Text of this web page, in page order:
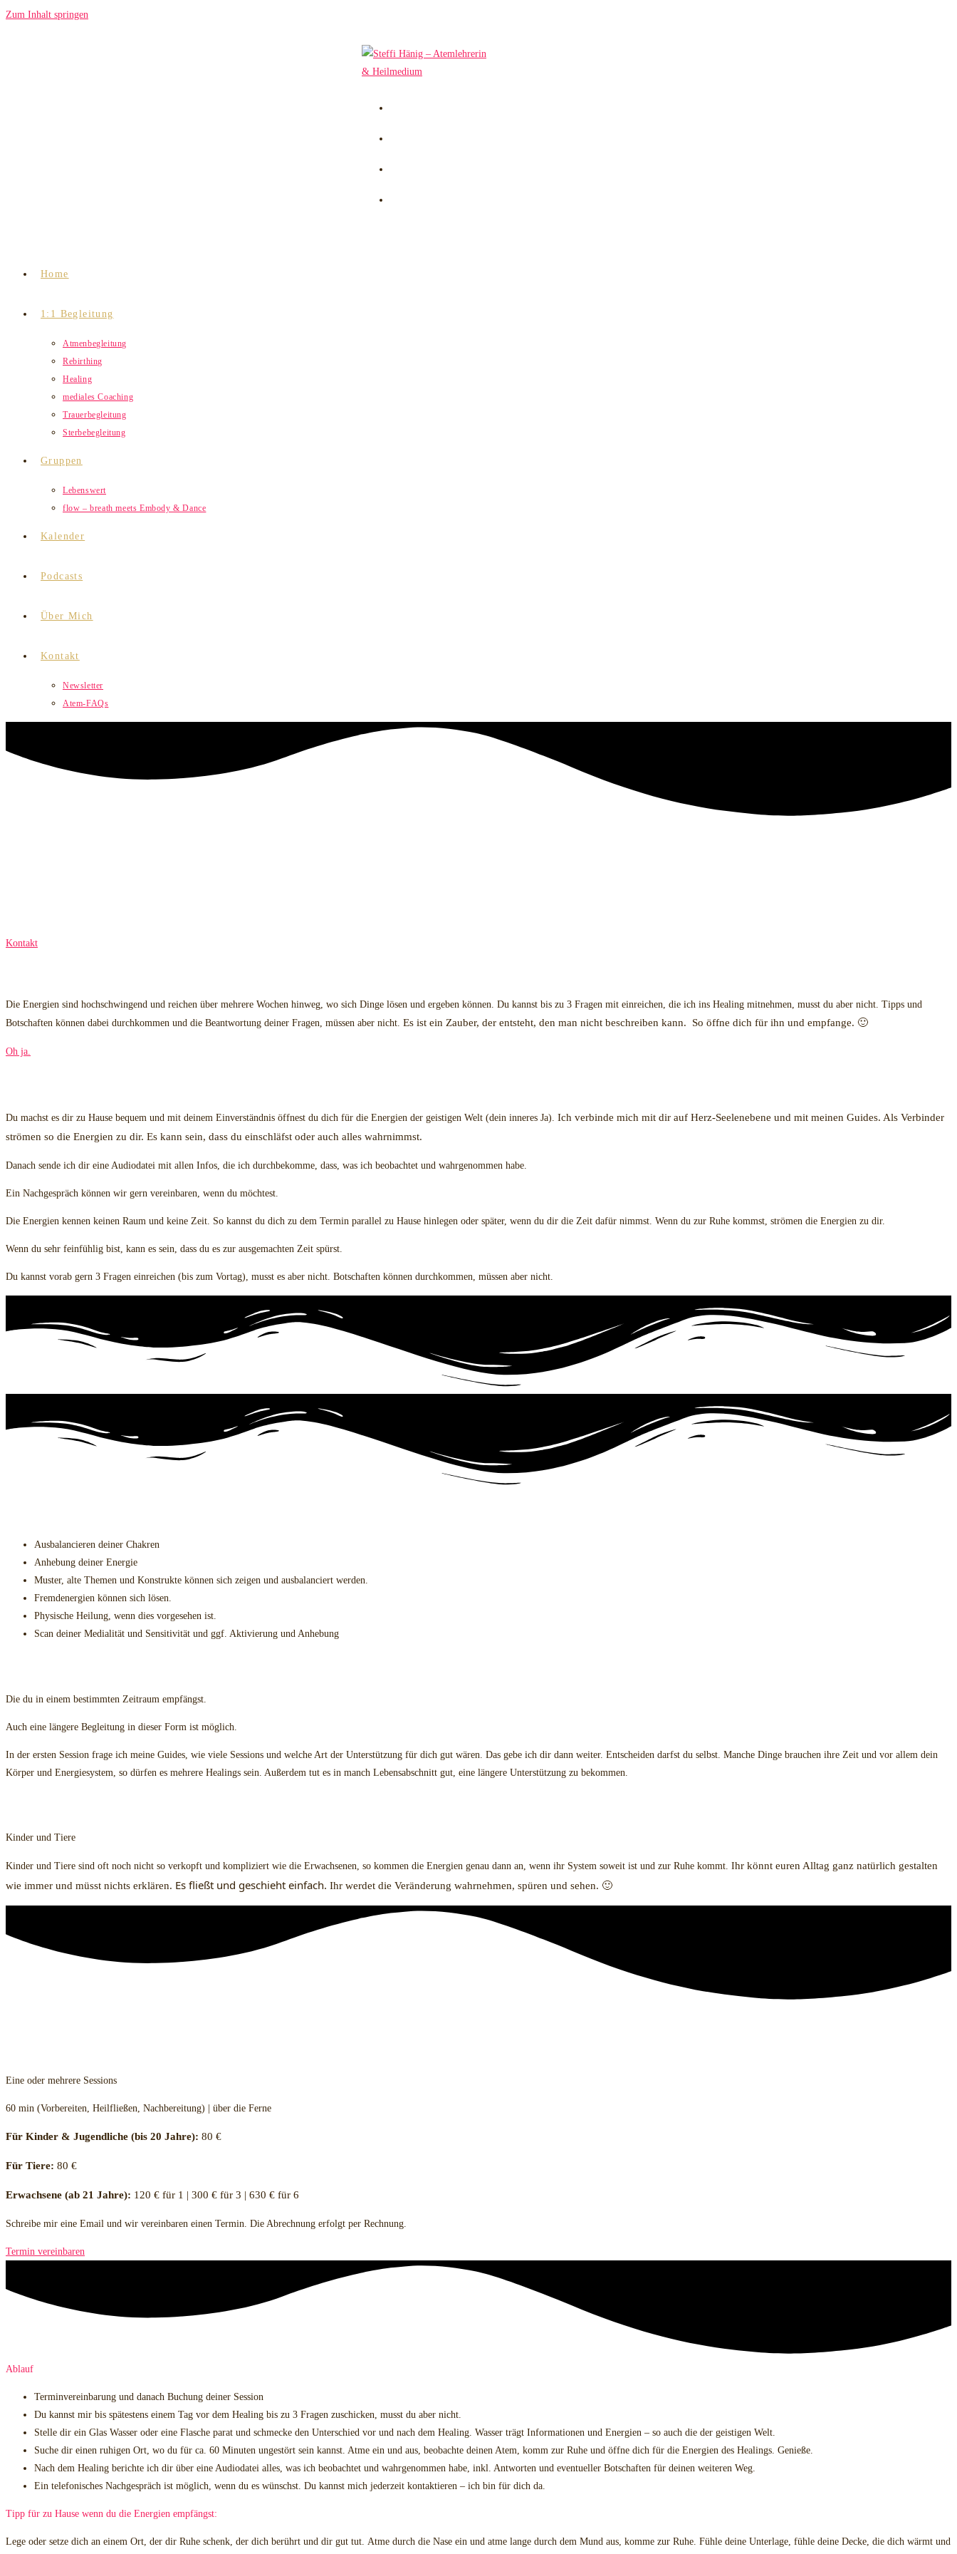
Zum Inhalt springen
Home
1:1 Begleitung
Atmenbegleitung
Rebirthing
Healing
mediales Coaching
Trauerbegleitung
Sterbebegleitung
Gruppen
Lebenswert
flow – breath meets Embody & Dance
Kalender
Podcasts
Über Mich
Kontakt
Newsletter
Atem-FAQs
Kontakt
Die Energien sind hochschwingend und reichen über mehrere Wochen hinweg, wo sich Dinge lösen und ergeben können. Du kannst bis zu 3 Fragen mit einreichen, die ich ins Healing mitnehmen, musst du aber nicht. Tipps und
Botschaften können dabei durchkommen und die Beantwortung deiner Fragen, müssen aber nicht. Es ist ein Zauber, der entsteht, den man nicht beschreiben kann. So öffne dich für ihn und empfange. 🙂
Oh ja.
Du machst es dir zu Hause bequem und mit deinem Einverständnis öffnest du dich für die Energien der geistigen Welt (dein inneres Ja). Ich verbinde mich mit dir auf Herz-Seelenebene und mit meinen Guides. Als Verbinder
strömen so die Energien zu dir. Es kann sein, dass du einschläfst oder auch alles wahrnimmst.
Danach sende ich dir eine Audiodatei mit allen Infos, die ich durchbekomme, dass, was ich beobachtet und wahrgenommen habe.
Ein Nachgespräch können wir gern vereinbaren, wenn du möchtest.
Die Energien kennen keinen Raum und keine Zeit. So kannst du dich zu dem Termin parallel zu Hause hinlegen oder später, wenn du dir die Zeit dafür nimmst. Wenn du zur Ruhe kommst, strömen die Energien zu dir.
Wenn du sehr feinfühlig bist, kann es sein, dass du es zur ausgemachten Zeit spürst.
Du kannst vorab gern 3 Fragen einreichen (bis zum Vortag), musst es aber nicht. Botschaften können durchkommen, müssen aber nicht.
Ausbalancieren deiner Chakren
Anhebung deiner Energie
Muster, alte Themen und Konstrukte können sich zeigen und ausbalanciert werden.
Fremdenergien können sich lösen.
Physische Heilung, wenn dies vorgesehen ist.
Scan deiner Medialität und Sensitivität und ggf. Aktivierung und Anhebung
Die du in einem bestimmten Zeitraum empfängst.
Auch eine längere Begleitung in dieser Form ist möglich.
In der ersten Session frage ich meine Guides, wie viele Sessions und welche Art der Unterstützung für dich gut wären. Das gebe ich dir dann weiter. Entscheiden darfst du selbst. Manche Dinge brauchen ihre Zeit und vor allem dein
Körper und Energiesystem, so dürfen es mehrere Healings sein. Außerdem tut es in manch Lebensabschnitt gut, eine längere Unterstützung zu bekommen.
Kinder und Tiere
Kinder und Tiere sind oft noch nicht so verkopft und kompliziert wie die Erwachsenen, so kommen die Energien genau dann an, wenn ihr System soweit ist und zur Ruhe kommt. Ihr könnt euren Alltag ganz natürlich gestalten
wie immer und müsst nichts erklären. Es fließt und geschieht einfach. Ihr werdet die Veränderung wahrnehmen, spüren und sehen. 🙂
Eine oder mehrere Sessions
60 min (Vorbereiten, Heilfließen, Nachbereitung) | über die Ferne
Für Kinder & Jugendliche (bis 20 Jahre): 80 €
Für Tiere: 80 €
Erwachsene (ab 21 Jahre): 120 € für 1 | 300 € für 3 | 630 € für 6
Schreibe mir eine Email und wir vereinbaren einen Termin. Die Abrechnung erfolgt per Rechnung.
Termin vereinbaren
Ablauf
Terminvereinbarung und danach Buchung deiner Session
Du kannst mir bis spätestens einem Tag vor dem Healing bis zu 3 Fragen zuschicken, musst du aber nicht.
Stelle dir ein Glas Wasser oder eine Flasche parat und schmecke den Unterschied vor und nach dem Healing. Wasser trägt Informationen und Energien – so auch die der geistigen Welt.
Suche dir einen ruhigen Ort, wo du für ca. 60 Minuten ungestört sein kannst. Atme ein und aus, beobachte deinen Atem, komm zur Ruhe und öffne dich für die Energien des Healings. Genieße.
Nach dem Healing berichte ich dir über eine Audiodatei alles, was ich beobachtet und wahrgenommen habe, inkl. Antworten und eventueller Botschaften für deinen weiteren Weg.
Ein telefonisches Nachgespräch ist möglich, wenn du es wünschst. Du kannst mich jederzeit kontaktieren – ich bin für dich da.
Tipp für zu Hause wenn du die Energien empfängst:
Lege oder setze dich an einem Ort, der dir Ruhe schenk, der dich berührt und dir gut tut. Atme durch die Nase ein und atme lange durch dem Mund aus, komme zur Ruhe. Fühle deine Unterlage, fühle deine Decke, die dich wärmt und